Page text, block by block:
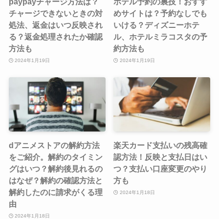
チャージできないときの対
処法、返金はいつ反映され
る？返金処理されたか確認
方法も
2024年1月19日
めサイトは？予約なしでも
いける？ディズニーホテ
ル、ホテルミラコスタの予
約方法も
2024年1月19日
dアニメストアの解約方法
をご紹介。解約のタイミン
グはいつ？解約後見れるの
はなぜ？解約の確認方法と
解約したのに請求がくる理
由
2024年1月18日
楽天カード支払いの残高確
認方法！反映と支払日はい
つ？支払い口座変更のやり
方も
2024年1月18日